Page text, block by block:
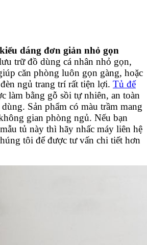
dáng đơn giản nhỏ gọn
trữ đồ dùng cá nhân nhỏ gọn,
căn phòng luôn gọn gàng, hoặc
ngủ trang trí rất tiện lợi. Tủ để
làm bằng gỗ sồi tự nhiên, an toàn
Sản phẩm có màu trầm mang
gian phòng ngủ. Nếu bạn
tủ này thì hãy nhấc máy liên hệ
tôi để được tư vấn chi tiết hơn